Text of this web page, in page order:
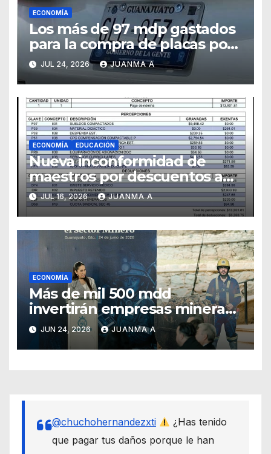
ECONOMÍA
Los más de 97 mdp gastados
para la compra de placas por
el Estado pudieron ejercerse
a otras prioridades
JUL 24, 2026 JUANMA A
ECONOMÍA EDUCACIÓN
Nueva inconformidad de
maestros por descuentos a
sus sueldos
JUL 16, 2026 JUANMA A
ECONOMÍA
Más de mil 500 mdd
invertirán empresas mineras
en Guanajuato
JUN 24, 2026 JUANMA A
@chuchohernandezxti
¿Has tenido
que pagar tus daños porque le han